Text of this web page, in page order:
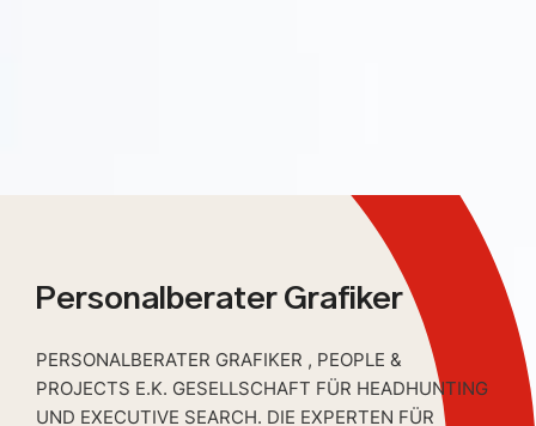
Personalberater Grafiker
PERSONALBERATER GRAFIKER , PEOPLE &
PROJECTS E.K. GESELLSCHAFT FÜR HEADHUNTING
UND EXECUTIVE SEARCH. DIE EXPERTEN FÜR